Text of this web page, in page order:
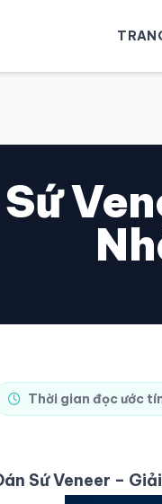
Thời gian đọc ước
Sứ Veneer –